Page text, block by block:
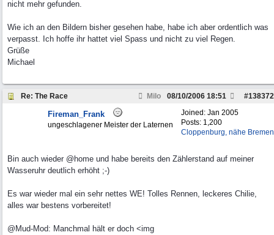
nicht mehr gefunden.
Wie ich an den Bildern bisher gesehen habe, habe ich aber ordentlich was
verpasst. Ich hoffe ihr hattet viel Spass und nicht zu viel Regen.
Grüße
Michael
Re: The Race Milo #138372
08/10/2006 18:51
Joined: Jan 2005
Posts: 1,200
Cloppenburg, nähe Bremen
Fireman_Frank
ungeschlagener Meister der Laternen
Bin auch wieder @home und habe bereits den Zählerstand auf meiner
Wasseruhr deutlich erhöht ;-)
Es war wieder mal ein sehr nettes WE! Tolles Rennen, leckeres Chilie,
alles war bestens vorbereitet!
@Mud-Mod: Manchmal hält er doch <img